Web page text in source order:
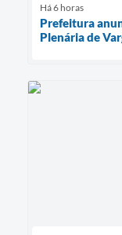
Há 6 horas
Prefeitura
Plenária de